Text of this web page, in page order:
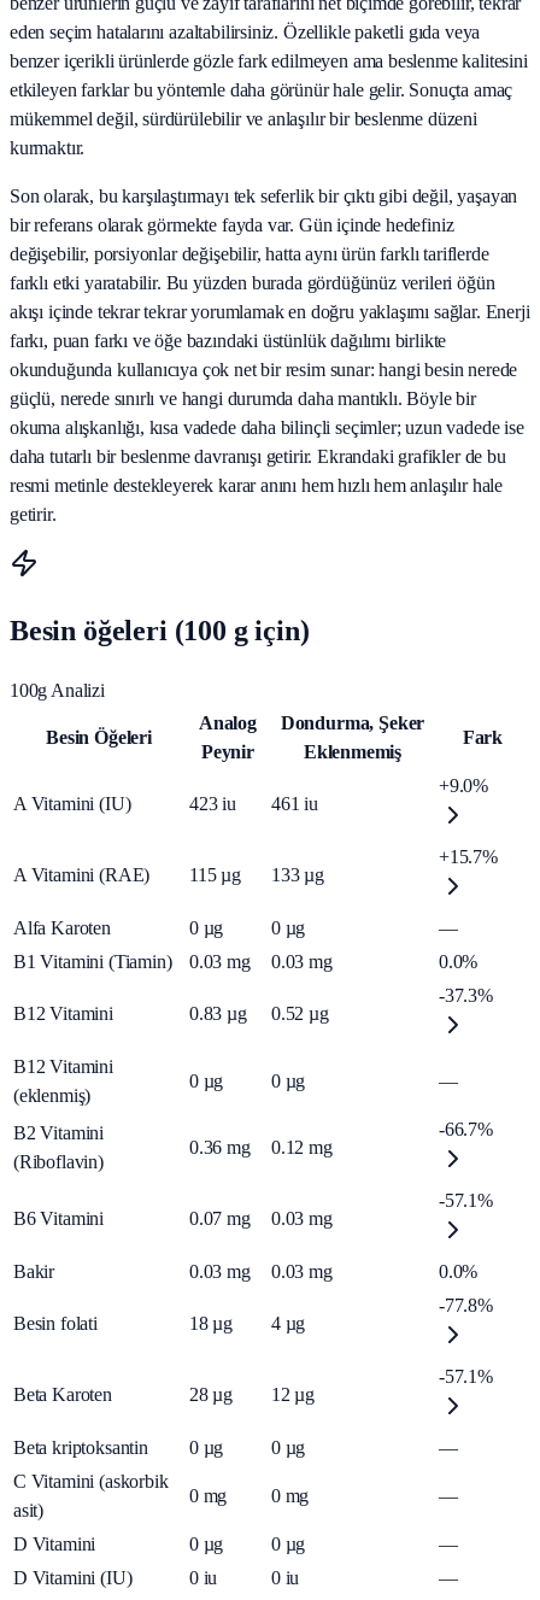
eden seçim hatalarını azaltabilirsiniz. Özellikle paketli gıda veya
benzer içerikli ürünlerde gözle fark edilmeyen ama beslenme kalitesini
etkileyen farklar bu yöntemle daha görünür hale gelir. Sonuçta amaç
mükemmel değil, sürdürülebilir ve anlaşılır bir beslenme düzeni
kurmaktır.
Son olarak, bu karşılaştırmayı tek seferlik bir çıktı gibi değil, yaşayan
bir referans olarak görmekte fayda var. Gün içinde hedefiniz
değişebilir, porsiyonlar değişebilir, hatta aynı ürün farklı tariflerde
farklı etki yaratabilir. Bu yüzden burada gördüğünüz verileri öğün
akışı içinde tekrar tekrar yorumlamak en doğru yaklaşımı sağlar. Enerji
farkı, puan farkı ve öğe bazındaki üstünlük dağılımı birlikte
okunduğunda kullanıcıya çok net bir resim sunar: hangi besin nerede
güçlü, nerede sınırlı ve hangi durumda daha mantıklı. Böyle bir
okuma alışkanlığı, kısa vadede daha bilinçli seçimler; uzun vadede ise
daha tutarlı bir beslenme davranışı getirir. Ekrandaki grafikler de bu
resmi metinle destekleyerek karar anını hem hızlı hem anlaşılır hale
getirir.
Besin öğeleri (100 g için)
100g Analizi
Besin Öğeleri
Analog
Peynir
Dondurma, Şeker
Eklenmemiş
Fark
A Vitamini (IU) 423 iu 461 iu
+9.0%
A Vitamini (RAE) 115 µg 133 µg
+15.7%
Alfa Karoten 0 µg 0 µg
—
B1 Vitamini (Tiamin)
0.03 mg 0.03 mg 0.0%
B12 Vitamini 0.83 µg 0.52 µg
-37.3%
B12 Vitamini
(eklenmiş)
0 µg 0 µg —
B2 Vitamini
(Riboflavin)
0.36 mg 0.12 mg
-66.7%
B6 Vitamini 0.07 mg 0.03 mg
-57.1%
Bakir 0.03 mg 0.03 mg 0.0%
Besin folati 18 µg 4 µg
-77.8%
Beta Karoten 28 µg 12 µg
-57.1%
Beta kriptoksantin 0 µg 0 µg
—
C Vitamini (askorbik
asit)
0 mg 0 mg —
D Vitamini 0 µg 0 µg
—
D Vitamini (IU)
0 iu 0 iu —